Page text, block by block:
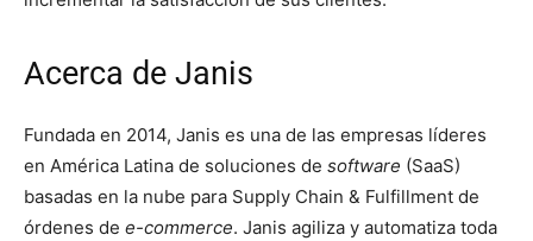
Acerca de Janis
Fundada en 2014, Janis es una de las empresas líderes
en América Latina de soluciones de software (SaaS)
basadas en la nube para Supply Chain & Fulfillment de
órdenes de e-commerce. Janis agiliza y automatiza toda